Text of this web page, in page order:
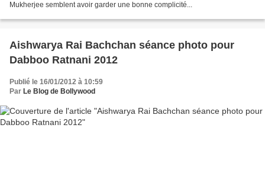
Mukherjee semblent avoir garder une bonne complicité...
Aishwarya Rai Bachchan séance photo pour
Dabboo Ratnani 2012
Publié le 16/01/2012 à 10:59
Par Le Blog de Bollywood